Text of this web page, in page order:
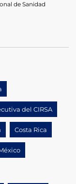
de Sanidad
del CIRSA
Costa Rica